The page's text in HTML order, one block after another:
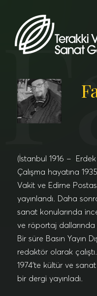
(İstanbul 1916 –
Çalışma hayatına
Vakit ve Edirne
yayınlandı. Daha
sanat konularında
ve röportaj dallarında
Bir süre Basın Yayın
redaktör olarak
1974’te kültür ve sanat
bir dergi yayınladı.